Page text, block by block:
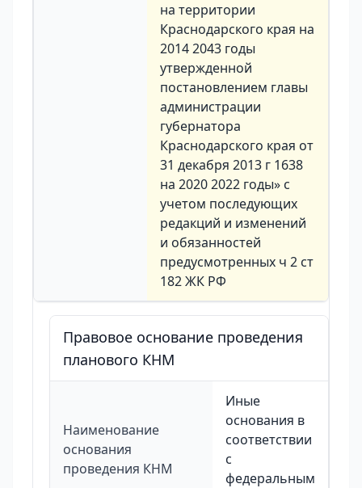
на территории
Краснодарского края на
2014 2043 годы
утвержденной
постановлением главы
администрации
губернатора
Краснодарского края от
31 декабря 2013 г 1638
на 2020 2022 годы» с
учетом последующих
редакций и изменений
и обязанностей
предусмотренных ч 2 ст
182 ЖК РФ
Правовое основание проведения
планового КНМ
Наименование
основания
проведения КНМ
Иные
основания в
соответствии
с
федеральным